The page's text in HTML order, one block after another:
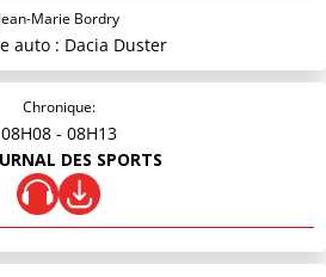
Jean-Marie Bordry
auto : Dacia Duster
Chronique:
08H08 - 08H13
DES SPORTS